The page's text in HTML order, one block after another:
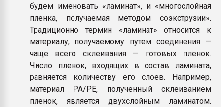
будем именовать «ламинат», и «многослойная
пленка, получаемая методом соэкструзии».
Традиционно термин «ламинат» относится к
материалу, получаемому путем соединения —
чаще всего склеивания — готовых пленок.
Число пленок, входящих в состав ламината,
равняется количеству его слоев. Например,
материал РА/РЕ, полученный склеиванием
пленок, является двухслойным ламинатом.